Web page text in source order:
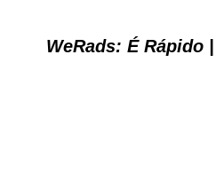
WeRads: É Rápido